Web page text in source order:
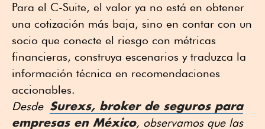
Para el C-Suite, el valor ya no está en obtener
una cotización más baja, sino en contar con un
socio que conecte el riesgo con métricas
financieras, construya escenarios y traduzca la
información técnica en recomendaciones
accionables.
Desde Surexs, broker de seguros para
empresas en México, observamos que las